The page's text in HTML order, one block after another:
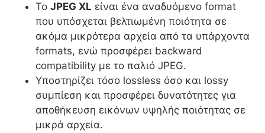
Το JPEG XL είναι ένα αναδυόμενο format
που υπόσχεται βελτιωμένη ποιότητα σε
ακόμα μικρότερα αρχεία από τα υπάρχοντα
formats, ενώ προσφέρει backward
compatibility με το παλιό JPEG.
Υποστηρίζει τόσο lossless όσο και lossy
συμπίεση και προσφέρει δυνατότητες για
αποθήκευση εικόνων υψηλής ποιότητας σε
μικρά αρχεία.